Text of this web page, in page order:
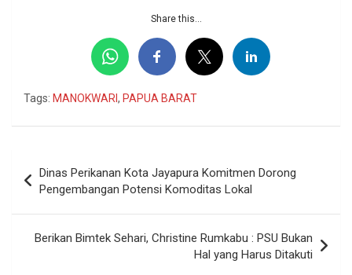
Share this...
Tags: MANOKWARI, PAPUA BARAT
pos
Dinas Perikanan Kota Jayapura Komitmen Dorong
Pengembangan Potensi Komoditas Lokal
Berikan Bimtek Sehari, Christine Rumkabu : PSU Bukan
Hal yang Harus Ditakuti